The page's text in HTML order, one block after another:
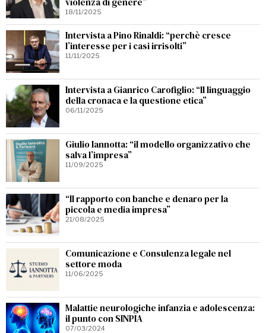
18/11/2025
Intervista a Pino Rinaldi: “perchè cresce
l’interesse per i casi irrisolti”
11/11/2025
Intervista a Gianrico Carofiglio: “Il linguaggio
della cronaca e la questione etica”
06/11/2025
Giulio Iannotta: “il modello organizzativo che
salva l’impresa”
11/09/2025
“Il rapporto con banche e denaro per la
piccola e media impresa”
21/08/2025
Comunicazione e Consulenza legale nel
settore moda
11/06/2025
Malattie neurologiche infanzia e adolescenza:
il punto con SINPIA
07/03/2024